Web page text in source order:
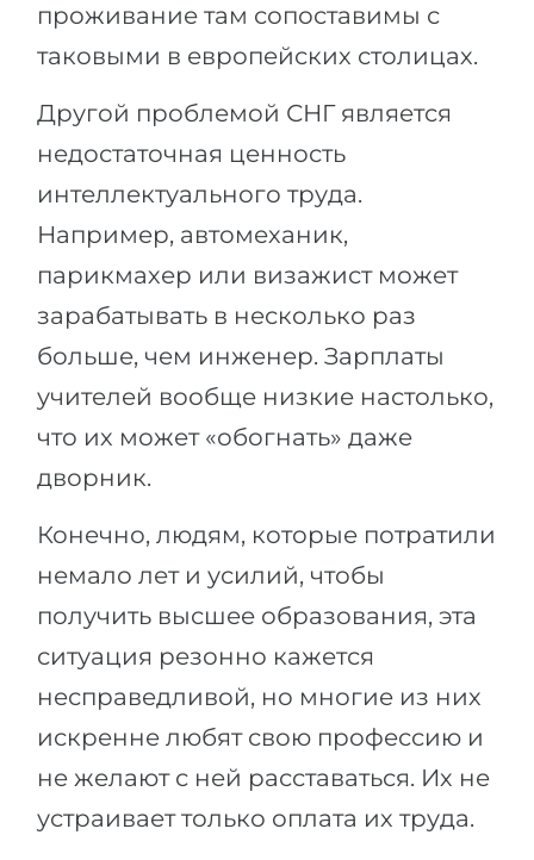
Тест RIASEC
Успехна
100%
Наши студенты успешно поступают
КОНСУЛЬТАЦИЯ!
ПОСТУПАЕМ ИЗ...
Украина
Казахстан
Азербайджан
Армения
Беларусь
Другая страна
ЗАПИСАТЬСЯ НА КОНСУЛЬТАЦИЮ
проживание там сопоставимы с
таковыми в европейских столицах.
Другой проблемой СНГ является
недостаточная ценность
интеллектуального труда.
Например, автомеханик,
парикмахер или визажист может
зарабатывать в несколько раз
больше, чем инженер. Зарплаты
учителей вообще низкие настолько,
что их может «обогнать» даже
дворник.
Конечно, людям, которые потратили
немало лет и усилий, чтобы
получить высшее образования, эта
ситуация резонно кажется
несправедливой, но многие из них
искренне любят свою профессию и
не желают с ней расставаться. Их не
устраивает только оплата их труда.